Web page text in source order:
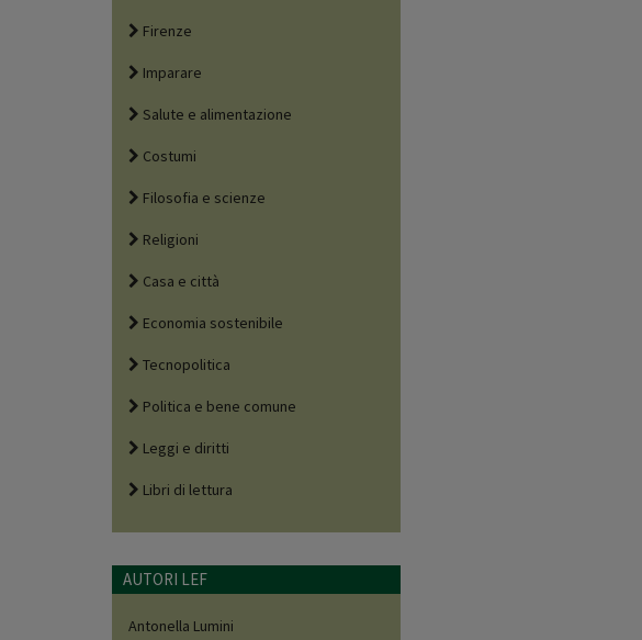
Firenze
Imparare
Salute e alimentazione
Costumi
Filosofia e scienze
Religioni
Casa e città
Economia sostenibile
Tecnopolitica
Politica e bene comune
Leggi e diritti
Libri di lettura
AUTORI LEF
Antonella Lumini